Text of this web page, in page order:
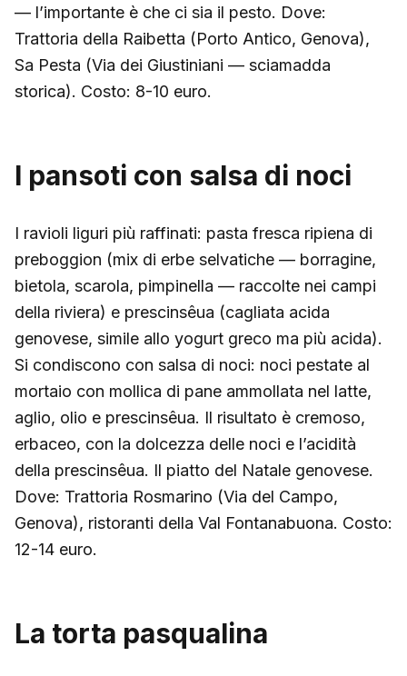
— l’importante è che ci sia il pesto. Dove:
Trattoria della Raibetta (Porto Antico, Genova),
Sa Pesta (Via dei Giustiniani — sciamadda
storica). Costo: 8-10 euro.
I pansoti con salsa di noci
I ravioli liguri più raffinati: pasta fresca ripiena di
preboggion (mix di erbe selvatiche — borragine,
bietola, scarola, pimpinella — raccolte nei campi
della riviera) e prescinsêua (cagliata acida
genovese, simile allo yogurt greco ma più acida).
Si condiscono con salsa di noci: noci pestate al
mortaio con mollica di pane ammollata nel latte,
aglio, olio e prescinsêua. Il risultato è cremoso,
erbaceo, con la dolcezza delle noci e l’acidità
della prescinsêua. Il piatto del Natale genovese.
Dove: Trattoria Rosmarino (Via del Campo,
Genova), ristoranti della Val Fontanabuona. Costo:
12-14 euro.
La torta pasqualina